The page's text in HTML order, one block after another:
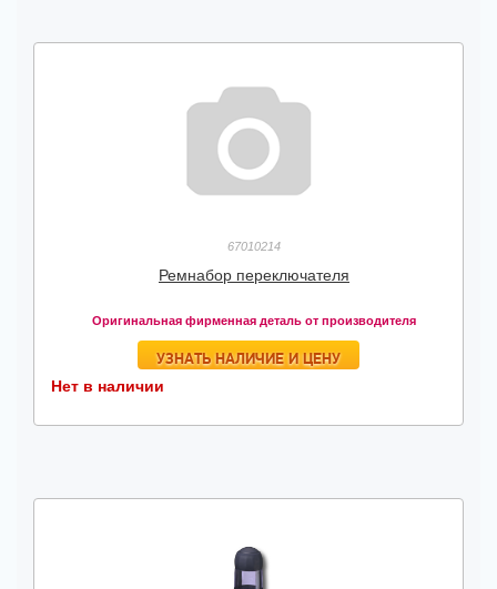
67010214
Ремнабор переключателя
Оригинальная фирменная деталь от производителя
УЗНАТЬ НАЛИЧИЕ И ЦЕНУ
Нет в наличии